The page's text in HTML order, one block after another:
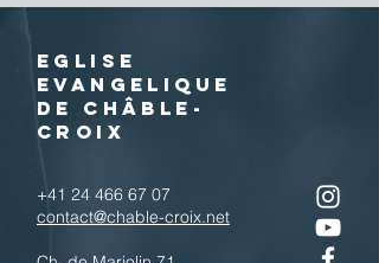
EGLISE
EVANGELIQUE
DE CHÂBLE-
CROIX
+41 24 466 67 07
contact@chable-croix.net